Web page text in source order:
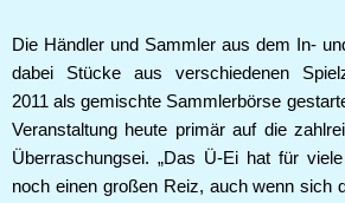
Die Händler und Sammler aus dem In-
dabei Stücke aus verschiedenen
2011 als gemischte Sammlerbörse
Veranstaltung heute primär auf die
Überraschungsei. „Das Ü-Ei hat für
noch einen großen Reiz, auch wenn sich